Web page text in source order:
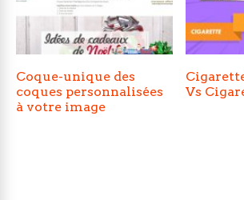
Coque-unique des
coques personnalisées
à votre image
Vs